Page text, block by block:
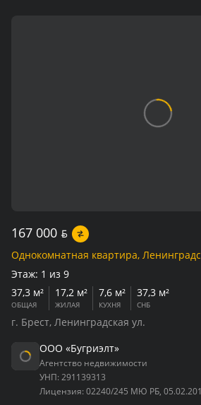
167 000 BYN
Однокомнатная квартира,
Этаж: 1 из 9
37,3 м²
ОБЩАЯ
17,2 м²
ЖИЛАЯ
7,6 м²
КУХНЯ
37,3 м²
СНБ
г. Брест, Ленинградская ул.
ООО «Бугриэлт»
Агентство недвижимости
УНП: 291139313
Лицензия: 02240/245 МЮ РБ,